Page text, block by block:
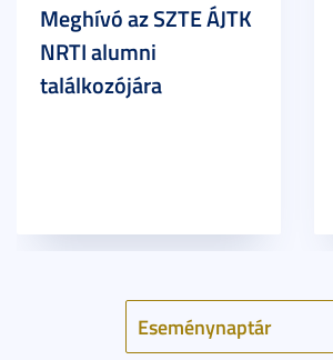
Eseménynaptár
Meghívó az SZTE ÁJTK
NRTI alumni
találkozójára